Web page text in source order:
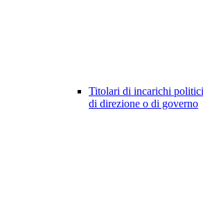
Titolari di incarichi
di direzione o di governo